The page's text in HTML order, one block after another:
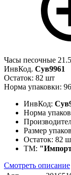
Часы песочные
ИнвКод. Сув9961
Остаток: 82 шт
Норма упаковки: 96
ИнвКод:
Норма
Размер
Остаток: 82
ТМ:
Смотреть описание